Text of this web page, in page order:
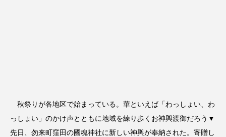
秋祭りが各地区で始まっている。華といえば「わっしょい、わ
っしょい」のかけ声とともに地域を練り歩くお神輿渡御だろう▼
先日、勿来町窪田の國魂神社に新しい神輿が奉納された。寄贈し